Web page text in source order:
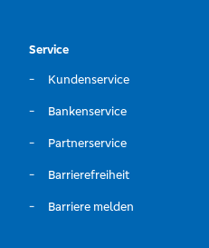
Service
Kundenservice
Bankenservice
Partnerservice
Barrierefreiheit
Barriere melden